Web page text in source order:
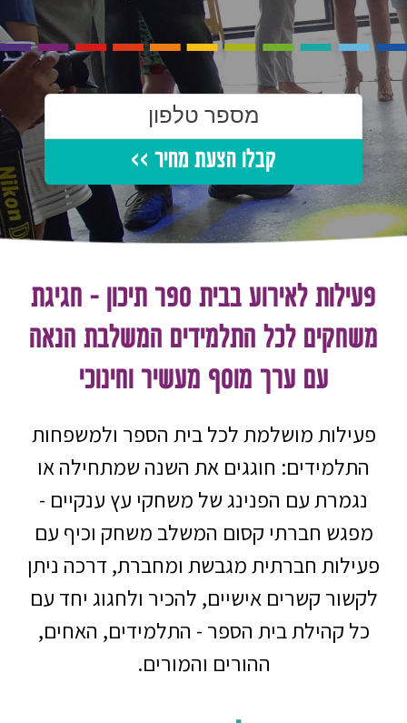
קבלו הצעת מחיר >>
פעילות לאירוע בבית ספר תיכון - חגיגת
משחקים לכל התלמידים המשלבת הנאה
עם ערך מוסף מעשיר וחינוכי
פעילות מושלמת לכל בית הספר ולמשפחות
התלמידים: חוגגים את השנה שמתחילה או
נגמרת עם הפנינג של משחקי עץ ענקיים -
מפגש חברתי קסום המשלב משחק וכיף עם
פעילות חברתית מגבשת ומחברת, דרכה ניתן
לקשור קשרים אישיים, להכיר ולחגוג יחד עם
כל קהילת בית הספר - התלמידים, האחים,
ההורים והמורים.